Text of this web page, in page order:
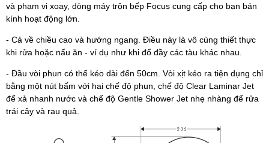
và phạm vi xoay, dòng máy trộn bếp Focus cung cấp cho bạn bán
kính hoạt động lớn.
- Cả về chiều cao và hướng ngang. Điều này là vô cùng thiết thực
khi rửa hoặc nấu ăn - ví dụ như khi đổ đầy các tàu khác nhau.
- Đầu vòi phun có thể kéo dài đến 50cm. Vòi xịt kéo ra tiện dụng chỉ
bằng một nút bấm với hai chế độ phun, chế độ Clear Laminar Jet
để xả nhanh nước và chế độ Gentle Shower Jet nhẹ nhàng để rửa
trái cây và rau quả.